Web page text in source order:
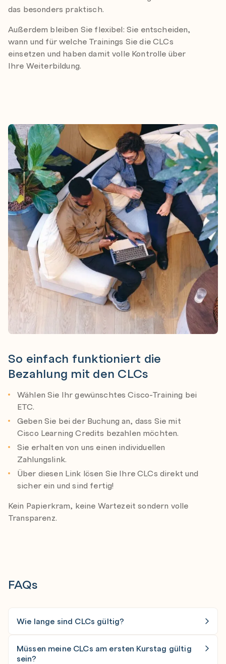
das besonders praktisch.
Außerdem bleiben Sie flexibel: Sie entscheiden,
wann und für welche Trainings Sie die CLCs
einsetzen und haben damit volle Kontrolle über
Ihre Weiterbildung.
So einfach funktioniert die
Bezahlung mit den CLCs
Wählen Sie Ihr gewünschtes Cisco-Training bei
ETC.
Geben Sie bei der Buchung an, dass Sie mit
Cisco Learning Credits bezahlen möchten.
Sie erhalten von uns einen individuellen
Zahlungslink.
Über diesen Link lösen Sie Ihre CLCs direkt und
sicher ein und sind fertig!
Kein Papierkram, keine Wartezeit sondern volle
Transparenz.
FAQs
Wie lange sind CLCs gültig?
ab Kaufdatum gültig.
Müssen meine CLCs am ersten Kurstag gültig
sein?